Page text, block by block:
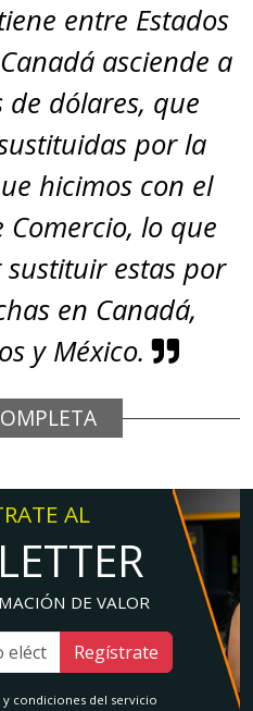
entre Estados
asciende a
dólares, que
por la
hicimos con el
lo que
estas por
en Canadá,
y México.
AL
DE VALOR
Regístrate
condiciones del servicio